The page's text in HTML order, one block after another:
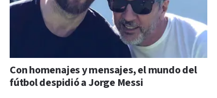
Con homenajes y mensajes, el mundo del
fútbol despidió a Jorge Messi